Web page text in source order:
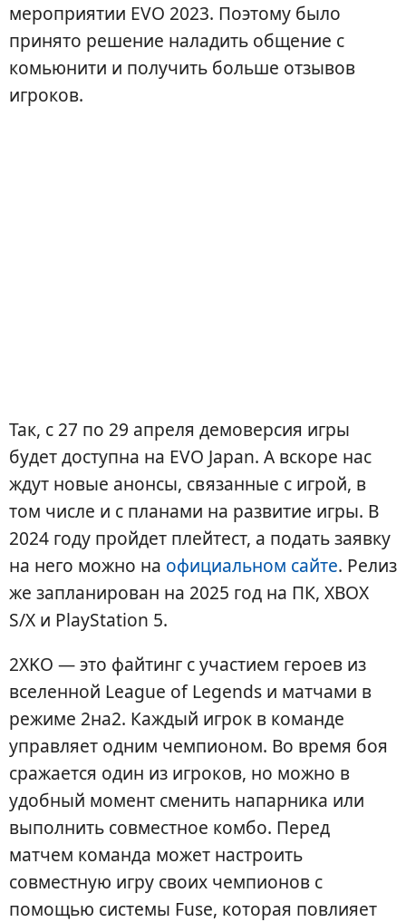
мероприятии EVO 2023. Поэтому было
принято решение наладить общение с
комьюнити и получить больше отзывов
игроков.
Так, с 27 по 29 апреля демоверсия игры
будет доступна на EVO Japan. А вскоре нас
ждут новые анонсы, связанные с игрой, в
том числе и с планами на развитие игры. В
2024 году пройдет плейтест, а подать заявку
на него можно на официальном сайте. Релиз
же запланирован на 2025 год на ПК, XBOX
S/X и PlayStation 5.
2XKO — это файтинг с участием героев из
вселенной League of Legends и матчами в
режиме 2на2. Каждый игрок в команде
управляет одним чемпионом. Во время боя
сражается один из игроков, но можно в
удобный момент сменить напарника или
выполнить совместное комбо. Перед
матчем команда может настроить
совместную игру своих чемпионов с
помощью системы Fuse, которая повлияет